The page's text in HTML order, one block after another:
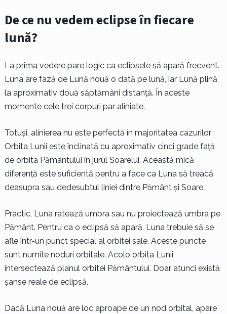
De ce nu vedem eclipse în fiecare
lună?
La prima vedere pare logic ca eclipsele să apară frecvent.
Luna are fază de Lună nouă o dată pe lună, iar Lună plină
la aproximativ două săptămâni distanță. În aceste
momente cele trei corpuri par aliniate.
Totuși, alinierea nu este perfectă în majoritatea cazurilor.
Orbita Lunii este înclinată cu aproximativ cinci grade față
de orbita Pământului în jurul Soarelui. Această mică
diferență este suficientă pentru a face ca Luna să treacă
deasupra sau dedesubtul liniei dintre Pământ și Soare.
Practic, Luna ratează umbra sau nu proiectează umbra pe
Pământ. Pentru ca o eclipsă să apară, Luna trebuie să se
afle într-un punct special al orbitei sale. Aceste puncte
sunt numite noduri orbitale. Acolo orbita Lunii
intersectează planul orbitei Pământului. Doar atunci există
șanse reale de eclipsă.
Dacă Luna nouă are loc aproape de un nod orbital, apare